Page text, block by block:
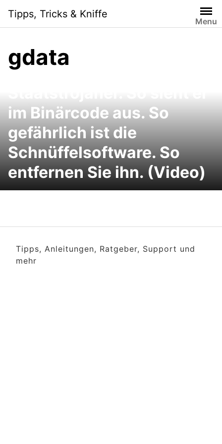
content
Tipps, Tricks & Kniffe
Menu
gdata
Bundestrojaner geknackt:
Das kann der
im Binärcode aus. So
gefährlich ist die
Schnüffelsoftware. So
entfernen Sie ihn. (Video)
Tipps, Anleitungen, Ratgeber, Support und
mehr